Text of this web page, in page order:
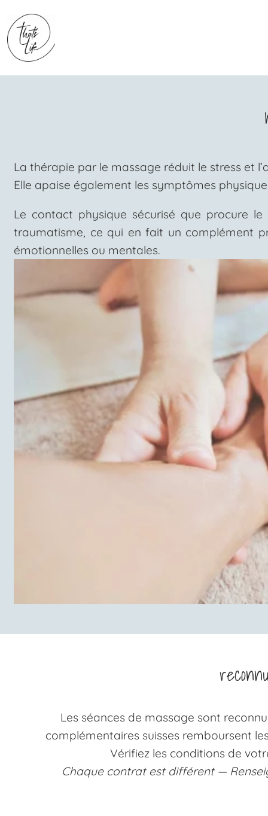
La thérapie par le massage réduit le stress et
Elle apaise également les symptômes
Le contact physique sécurisé que procure
traumatisme, ce qui en fait un complément
émotionnelles ou mentales.
Les séances de massage sont
complémentaires suisses remboursent
Vérifiez les conditions de
Chaque contrat est différent —